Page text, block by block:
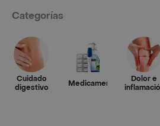
Categorías
Cuidado
digestivo
Medicamentos
Dolor e